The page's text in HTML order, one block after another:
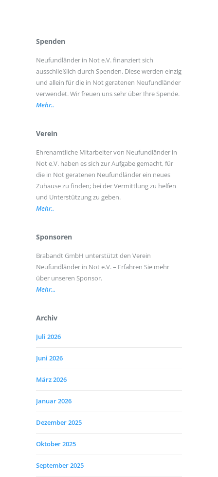
Spenden
Neufundländer in Not e.V. finanziert sich
ausschließlich durch Spenden. Diese werden einzig
und allein für die in Not geratenen Neufundländer
verwendet. Wir freuen uns sehr über Ihre Spende.
Mehr..
Verein
Ehrenamtliche Mitarbeiter von Neufundländer in
Not e.V. haben es sich zur Aufgabe gemacht, für
die in Not geratenen Neufundländer ein neues
Zuhause zu finden; bei der Vermittlung zu helfen
und Unterstützung zu geben.
Mehr..
Sponsoren
Brabandt GmbH unterstützt den Verein
Neufundländer in Not e.V. – Erfahren Sie mehr
über unseren Sponsor.
Mehr...
Archiv
Juli 2026
Juni 2026
März 2026
Januar 2026
Dezember 2025
Oktober 2025
September 2025